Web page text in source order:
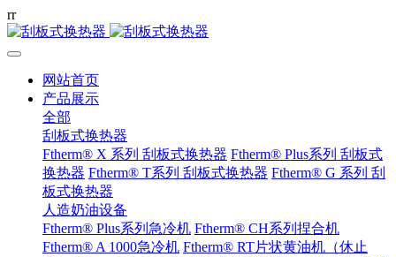
rr
网站首页
产品展示
全部
刮板式换热器
Ftherm® X 系列 刮板式换热器 Ftherm® Plus系列 刮板式
换热器 Ftherm® T系列 刮板式换热器 Ftherm® G 系列 刮
板式换热器
人造奶油设备
Ftherm® Plus系列急冷机 Ftherm® CH系列捏合机
Ftherm® A 1000急冷机 Ftherm® RT片状黄油机（休止